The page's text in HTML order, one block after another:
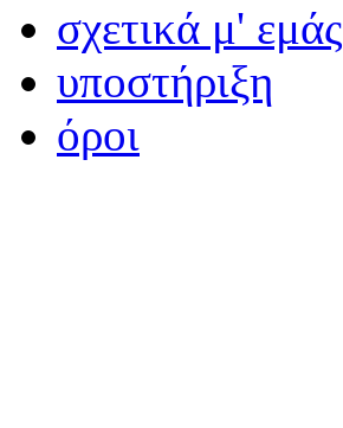
σχετικά μ' εμάς
υποστήριξη
όροι